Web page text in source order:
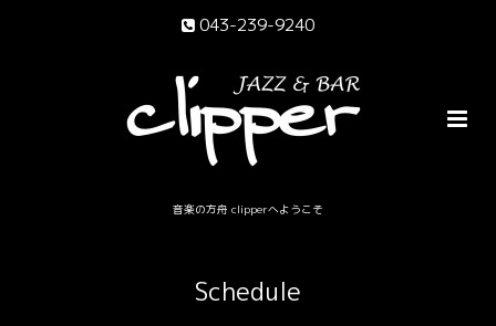
043-239-9240
音楽の方舟 clipperへようこそ
Schedule